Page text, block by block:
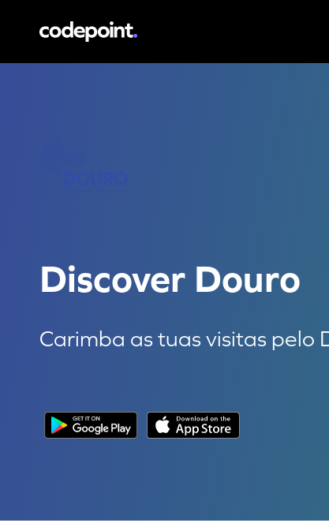
Discover Douro
Carimba as tuas visitas pelo